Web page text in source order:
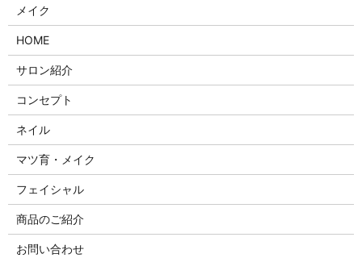
メイク
HOME
サロン紹介
コンセプト
ネイル
マツ育・メイク
フェイシャル
商品のご紹介
お問い合わせ